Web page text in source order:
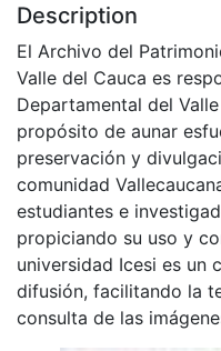
Description
El Archivo del
Valle del Cauca es
Departamental del
propósito de aunar
preservación y
comunidad
estudiantes e
propiciando su uso y
universidad Icesi es un
difusión, facilitando la
consulta de las